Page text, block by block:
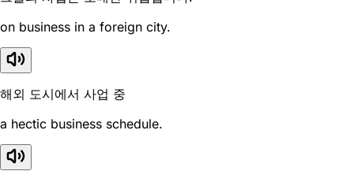
on business in a foreign city.
해외 도시에서 사업 중
a hectic business schedule.